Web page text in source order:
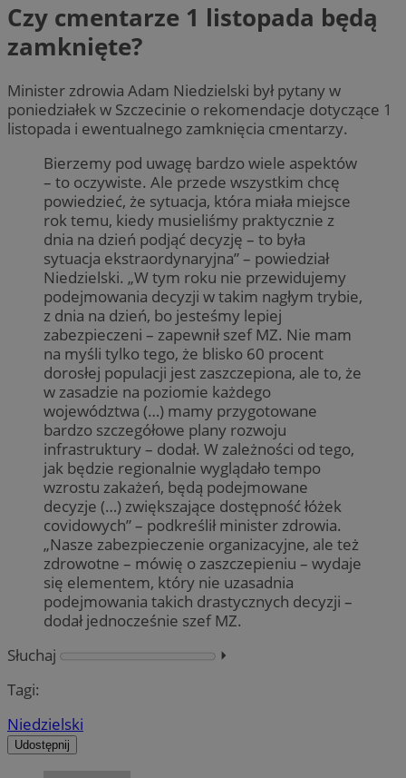
Czy cmentarze 1 listopada będą
zamknięte?
Minister zdrowia Adam Niedzielski był pytany w
poniedziałek w Szczecinie o rekomendacje dotyczące 1
listopada i ewentualnego zamknięcia cmentarzy.
Bierzemy pod uwagę bardzo wiele aspektów
– to oczywiste. Ale przede wszystkim chcę
powiedzieć, że sytuacja, która miała miejsce
rok temu, kiedy musieliśmy praktycznie z
dnia na dzień podjąć decyzję – to była
sytuacja ekstraordynaryjna” – powiedział
Niedzielski. „W tym roku nie przewidujemy
podejmowania decyzji w takim nagłym trybie,
z dnia na dzień, bo jesteśmy lepiej
zabezpieczeni – zapewnił szef MZ. Nie mam
na myśli tylko tego, że blisko 60 procent
dorosłej populacji jest zaszczepiona, ale to, że
w zasadzie na poziomie każdego
województwa (…) mamy przygotowane
bardzo szczegółowe plany rozwoju
infrastruktury – dodał. W zależności od tego,
jak będzie regionalnie wyglądało tempo
wzrostu zakażeń, będą podejmowane
decyzje (…) zwiększające dostępność łóżek
covidowych” – podkreślił minister zdrowia.
„Nasze zabezpieczenie organizacyjne, ale też
zdrowotne – mówię o zaszczepieniu – wydaje
się elementem, który nie uzasadnia
podejmowania takich drastycznych decyzji –
dodał jednocześnie szef MZ.
Słuchaj
⏵︎
Tagi:
Niedzielski
Udostępnij